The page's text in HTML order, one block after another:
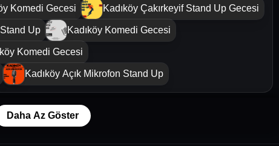
Komedi Gecesi Kadıköy Çakırkeyif Stand Up Gecesi
Up Kadıköy Komedi Gecesi
Komedi Gecesi
Kadıköy Açık Mikrofon Stand Up
Daha Az Göster